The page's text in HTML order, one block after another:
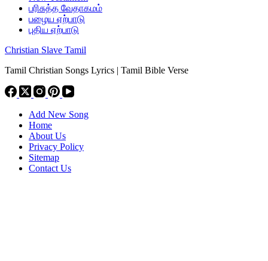
பரிசுத்த வேதாகமம்
பழைய ஏற்பாடு
புதிய ஏற்பாடு
Christian Slave Tamil
Tamil Christian Songs Lyrics | Tamil Bible Verse
Add New Song
Home
About Us
Privacy Policy
Sitemap
Contact Us